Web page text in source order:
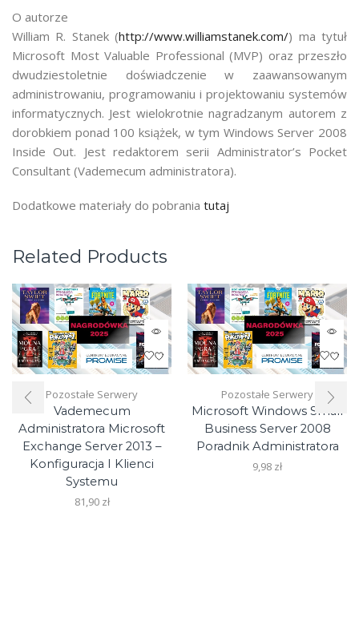
O autorze
William R. Stanek (http://www.williamstanek.com/) ma tytuł
Microsoft Most Valuable Professional (MVP) oraz przeszło
dwudziestoletnie doświadczenie w zaawansowanym
administrowaniu, programowaniu i projektowaniu systemów
informatycznych. Jest wielokrotnie nagradzanym autorem z
dorobkiem ponad 100 książek, w tym Windows Server 2008
Inside Out. Jest redaktorem serii Administrator’s Pocket
Consultant (Vademecum administratora).
Dodatkowe materiały do pobrania tutaj
Related Products
Pozostałe Serwery
Vademecum
Administratora Microsoft
Exchange Server 2013 –
Konfiguracja I Klienci
Systemu
81,90 zł
Pozostałe Serwery
Microsoft Windows Small
Business Server 2008
Poradnik Administratora
9,98 zł